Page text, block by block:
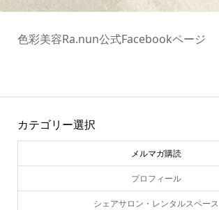
色彩美容Ra.nun公式Facebookページ
カテゴリー選択
メルマガ購読
プロフィール
シェアサロン・レンタルスペース